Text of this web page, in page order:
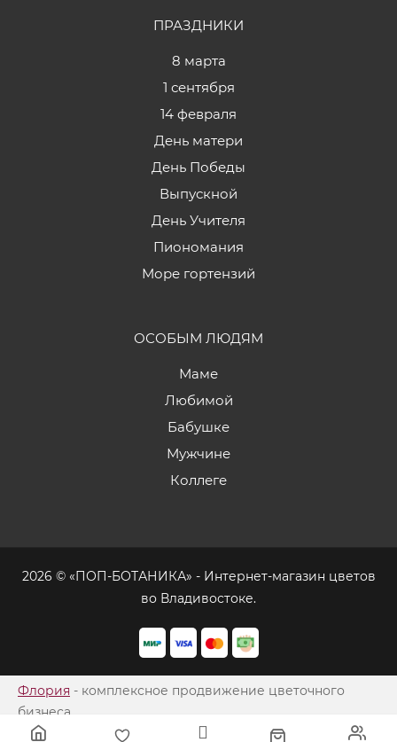
ПРАЗДНИКИ
8 марта
1 сентября
14 февраля
День матери
День Победы
Выпускной
День Учителя
Пиономания
Море гортензий
ОСОБЫМ ЛЮДЯМ
Маме
Любимой
Бабушке
Мужчине
Коллеге
2026 © «ПОП-БОТАНИКА» - Интернет-магазин цветов
во Владивостоке.
Флория - комплексное продвижение цветочного
бизнеса